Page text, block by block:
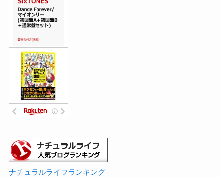
ナチュラルライフランキング